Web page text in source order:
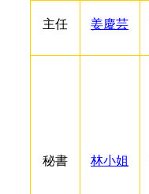
主任 姜慶芸
秘書 林小姐